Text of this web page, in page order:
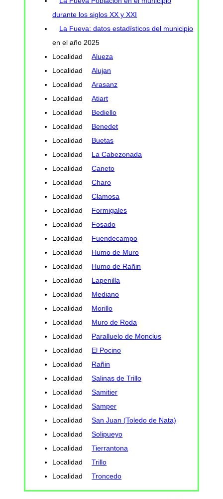
durante los siglos XX y XXI
La Fueva: datos estadísticos del municipio
en el año 2025
Localidad
Alueza
Localidad
Alujan
Localidad
Arasanz
Localidad
Atiart
Localidad
Bediello
Localidad
Benedet
Localidad
Buetas
Localidad
La Cabezonada
Localidad
Caneto
Localidad
Charo
Localidad
Clamosa
Localidad
Formigales
Localidad
Fosado
Localidad
Fuendecampo
Localidad
Humo de Muro
Localidad
Humo de Rañin
Localidad
Lapenilla
Localidad
Mediano
Localidad
Morillo
Localidad
Muro de Roda
Localidad
Paralluelo de Monclus
Localidad
El Pocino
Localidad
Rañin
Localidad
Salinas de Trillo
Localidad
Samitier
Localidad
Samper
Localidad
San Juan (Toledo de Nata)
Localidad
Solipueyo
Localidad
Tierrantona
Localidad
Trillo
Localidad
Troncedo